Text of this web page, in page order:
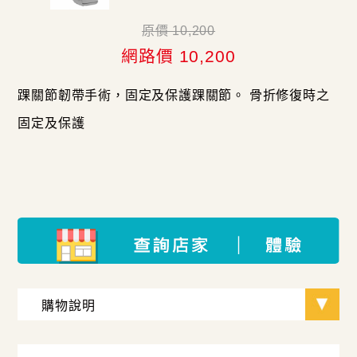
原價 10,200
網路價 10,200
踝關節韌帶手術，固定及保護踝關節。 骨折修復時之
固定及保護